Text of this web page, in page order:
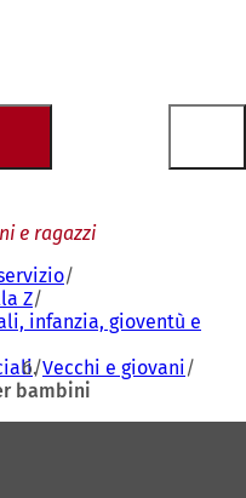
e ragazzi
Z
infanzia, gioventù e
Vecchi e giovani
bambini